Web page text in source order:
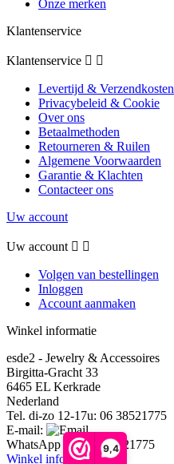
9,4
Onze merken
Klantenservice
Klantenservice  
Levertijd & Verzendkosten
Privacybeleid & Cookie
Over ons
Betaalmethoden
Retourneren & Ruilen
Algemene Voorwaarden
Garantie & Klachten
Contacteer ons
Uw account
Uw account  
Volgen van bestellingen
Inloggen
Account aanmaken
Winkel informatie
esde2 - Jewelry & Accessoires
Birgitta-Gracht 33
6465 EL Kerkrade
Nederland
Tel. di-zo 12-17u: 06 38521775
E-mail:
WhatsApp ons:06 38521775
Winkel informatie